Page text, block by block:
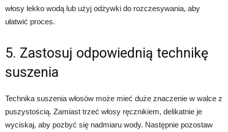
włosy lekko wodą lub użyj odżywki do rozczesywania, aby
ułatwić proces.
5. Zastosuj odpowiednią technikę
suszenia
Technika suszenia włosów może mieć duże znaczenie w walce z
puszystością. Zamiast trzeć włosy ręcznikiem, delikatnie je
wyciskaj, aby pozbyć się nadmiaru wody. Następnie pozostaw